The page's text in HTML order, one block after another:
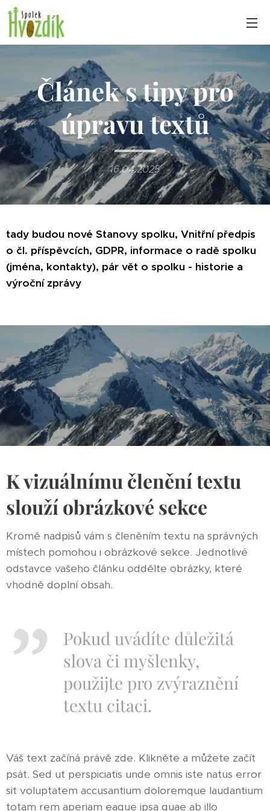
Článek s tipy pro
úpravu textů
16.04.2025
tady budou nové Stanovy spolku, Vnitřní předpis
o čl. příspěvcích, GDPR, informace o radě spolku
(jména, kontakty), pár vět o spolku - historie a
výroční zprávy
K vizuálnímu členění textu
slouží obrázkové sekce
Kromě nadpisů vám s členěním textu na správných
místech pomohou i obrázkové sekce. Jednotlivé
odstavce vašeho článku oddělte obrázky, které
vhodně doplní obsah.
Pokud uvádíte důležitá
slova či myšlenky,
použijte pro zvýraznění
textu citaci.
Váš text začíná právě zde. Klikněte a můžete začít
psát. Sed ut perspiciatis unde omnis iste natus error
sit voluptatem accusantium doloremque laudantium
totam rem aperiam eaque ipsa quae ab illo